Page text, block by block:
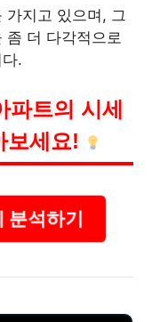
가지고 있으며, 그
좀 더 다각적으로
.
파트의 시세
보세요!
분석하기